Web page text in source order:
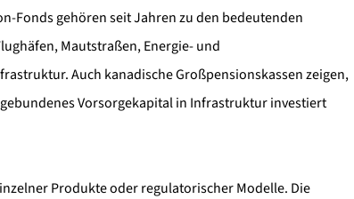
Fonds gehören seit Jahren zu den bedeutenden
Mautstraßen, Energie- und
Auch kanadische Großpensionskassen zeigen,
Vorsorgekapital in Infrastruktur investiert
Produkte oder regulatorischer Modelle. Die